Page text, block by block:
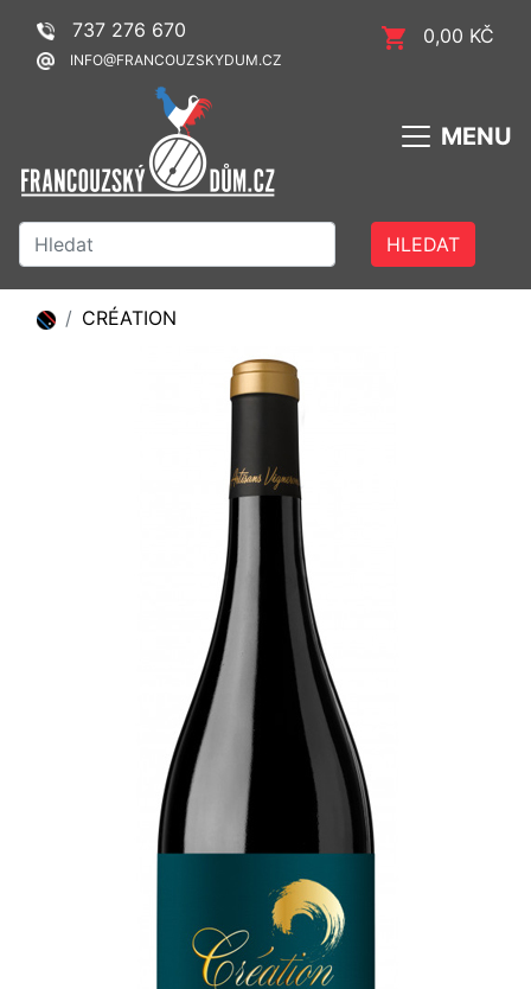
737 276 670 0,00 KČ
INFO@FRANCOUZSKYDUM.CZ
MENU
HLEDAT
CRÉATION